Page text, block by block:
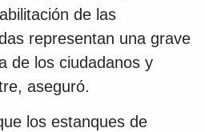
de las
representan una grave
de los ciudadanos y
aseguró.
los estanques de